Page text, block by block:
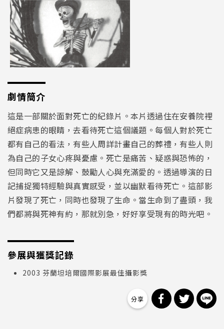
劇情簡介
這是一部關於面對死亡的紀錄片。本片透過住在安養院裡
絕症病患的眼睛，去看待死亡這個議題。每個人對於死亡
都有自己的看法，有些人周詳計畫自己的葬禮，有些人則
為自己的子女心疼與憂慮。死亡是痛苦、疑惑與恐怖的，
但同時它又是諒解、鼓勵人心與充滿愛的。透過導演的日
記捕捉獨特經驗與真實感受，並以幽默看待死亡。這部影
片發現了死亡，同時也發現了生命。當生命到了盡頭，我
們都將與死神有約，那就別急，好好享受現有的時光吧。
參展與獲獎記錄
2003 芬蘭坦培爾國際影展最佳攝影獎
分享到分享到